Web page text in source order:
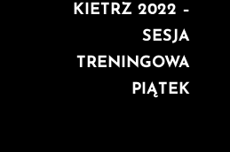
KIETRZ 2022 –
SESJA
TRENINGOWA
PIĄTEK